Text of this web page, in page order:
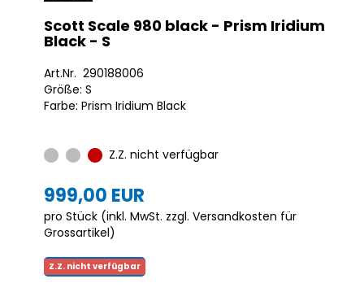
Scott Scale 980 black - Prism Iridium
Black - S
Art.Nr. 290188006
Größe: S
Farbe: Prism Iridium Black
Z.Z. nicht verfügbar
999,00 EUR
pro Stück (inkl. MwSt. zzgl. Versandkosten für
Grossartikel)
Z.Z. nicht verfügbar